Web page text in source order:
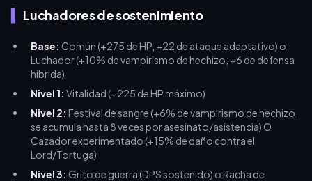
Luchadores de sostenimiento
Base: Común (+275 de HP, +22 de ataque adaptativo) o
Luchador (+10% de vampirismo de hechizo, +6 de defensa
híbrida)
Nivel 1: Vitalidad (+225 de HP máximo)
Nivel 2: Festival de sangre (+6% de vampirismo de hechizo,
se acumula hasta 8 veces por asesinato/asistencia) O
Cazador experimentado (+15% de daño contra el
Lord/Tortuga)
Nivel 3: Grito de guerra (DPS sostenido) o Racha de